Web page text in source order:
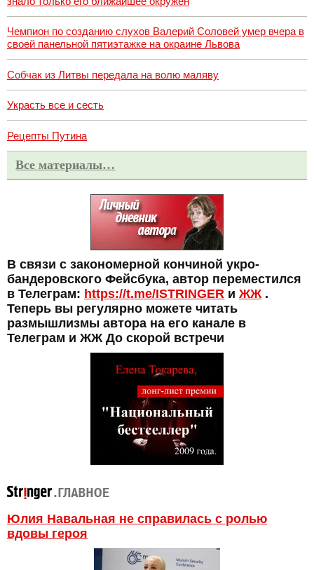
Чемпион по созданию слухов Валерий Соловей умер вчера в
своей панельной пятиэтажке на окраине Львова
Собчак из Литвы передала на волю маляву
Украсть все и сесть
Рецепты Путина
Все материалы…
В связи с закономерной кончиной укро-
бандеровского Фейсбука, автор переместился
в Телеграм: https://t.me/ISTRINGER и ЖЖ.
Теперь вы регулярно можете читать
размышлизмы автора на его канале в
Телеграм и ЖЖ До скорой встречи
Юлия Навальная не справилась с ролью
вдовы героя